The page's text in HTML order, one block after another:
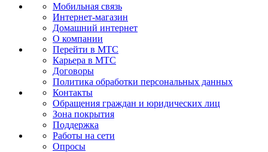
Мобильная связь
Интернет-магазин
Домашний интернет
О компании
Перейти в МТС
Карьера в МТС
Договоры
Политика обработки персональных данных
Контакты
Обращения граждан и юридических лиц
Зона покрытия
Поддержка
Работы на сети
Опросы